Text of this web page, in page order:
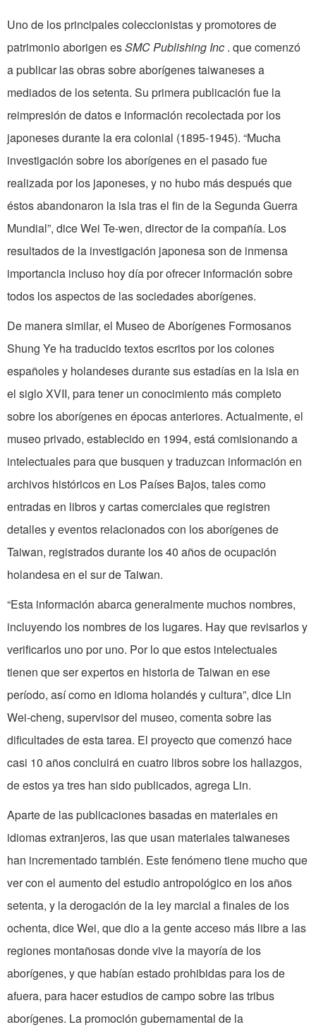
Uno de los principales coleccionistas y promotores de
patrimonio aborigen esSMC Publishing Inc . que comenzó
a publicar las obras sobre aborígenes taiwaneses a
mediados de los setenta. Su primera publicación fue la
reimpresión de datos e información recolectada por los
japoneses durante la era colonial (1895-1945). “Mucha
investigación sobre los aborígenes en el pasado fue
realizada por los japoneses, y no hubo más después que
éstos abandonaron la isla tras el fin de la Segunda Guerra
Mundial”, dice Wei Te-wen, director de la compañía. Los
resultados de la investigación japonesa son de inmensa
importancia incluso hoy día por ofrecer información sobre
todos los aspectos de las sociedades aborígenes.
De manera similar, el Museo de Aborígenes Formosanos
Shung Ye ha traducido textos escritos por los colones
españoles y holandeses durante sus estadías en la isla en
el siglo XVII, para tener un conocimiento más completo
sobre los aborígenes en épocas anteriores. Actualmente, el
museo privado, establecido en 1994, está comisionando a
intelectuales para que busquen y traduzcan información en
archivos históricos en Los Países Bajos, tales como
entradas en libros y cartas comerciales que registren
detalles y eventos relacionados con los aborígenes de
Taiwan, registrados durante los 40 años de ocupación
holandesa en el sur de Taiwan.
“Esta información abarca generalmente muchos nombres,
incluyendo los nombres de los lugares. Hay que revisarlos y
verificarlos uno por uno. Por lo que estos intelectuales
tienen que ser expertos en historia de Taiwan en ese
período, así como en idioma holandés y cultura”, dice Lin
Wei-cheng, supervisor del museo, comenta sobre las
dificultades de esta tarea. El proyecto que comenzó hace
casi 10 años concluirá en cuatro libros sobre los hallazgos,
de estos ya tres han sido publicados, agrega Lin.
Aparte de las publicaciones basadas en materiales en
idiomas extranjeros, las que usan materiales taiwaneses
han incrementado también. Este fenómeno tiene mucho que
ver con el aumento del estudio antropológico en los años
setenta, y la derogación de la ley marcial a finales de los
ochenta, dice Wei, que dio a la gente acceso más libre a las
regiones montañosas donde vive la mayoría de los
aborígenes, y que habían estado prohibidas para los de
afuera, para hacer estudios de campo sobre las tribus
aborígenes. La promoción gubernamental de la